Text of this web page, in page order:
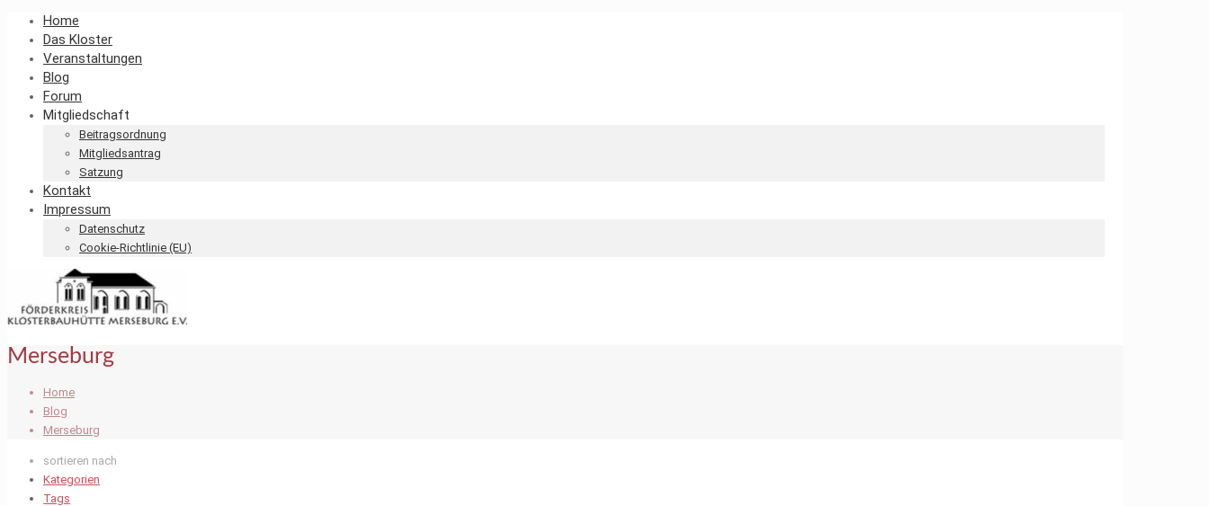
Home
Das Kloster
Veranstaltungen
Blog
Forum
Mitgliedschaft
Beitragsordnung
Mitgliedsantrag
Satzung
Kontakt
Impressum
Datenschutz
Cookie-Richtlinie (EU)
Merseburg
Home
Blog
Merseburg
sortieren nach
Kategorien
Tags